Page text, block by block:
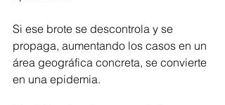
Si ese brote se descontrola y se
propaga, aumentando los casos en un
área geográfica concreta, se convierte
en una epidemia.